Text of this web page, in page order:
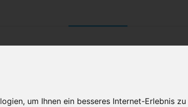
um Ihnen ein besseres Internet-Erlebnis